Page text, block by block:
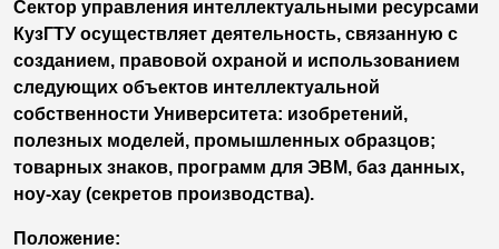
Сектор управления интеллектуальными ресурсами
КузГТУ осуществляет деятельность, связанную с
созданием, правовой охраной и использованием
следующих объектов интеллектуальной
собственности Университета: изобретений,
полезных моделей, промышленных образцов;
товарных знаков, программ для ЭВМ, баз данных,
ноу-хау (секретов производства).
Положение: